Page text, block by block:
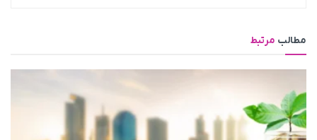
مطالب مرتبط